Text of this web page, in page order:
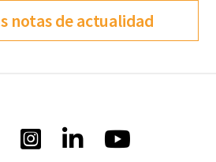
notas de actualidad